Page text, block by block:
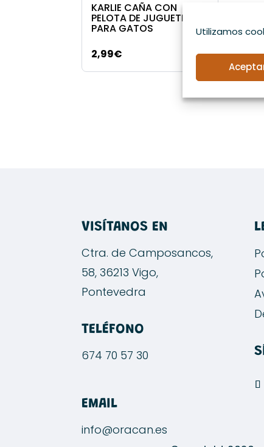
Utilizamos
KARLIE CAÑA CON
PELOTA DE JUGUETE
PARA GATOS
2,99€
VISÍTANOS EN
Ctra. de Camposancos,
58, 36213 Vigo,
Pontevedra
TELÉFONO
674 70 57 30
EMAIL
info@oracan.es